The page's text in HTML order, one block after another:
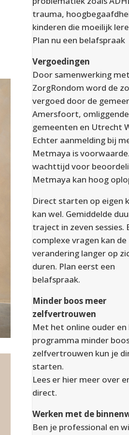
trauma,
kinderen die moeilijk
Plan nu een belafspraak
Vergoedingen
Door samenwerking met
ZorgRondom word de
vergoed door de
Amersfoort, omliggende
gemeenten en Utrecht
Echter aanmelding bij
Metmaya is
wachttijd voor
Metmaya kan hoog
Direct starten op eigen
kan wel. Gemiddelde
traject in zeven sessies.
complexe vragen kan de
verandering langer op
duren. Plan eerst een
belafspraak.
Minder boos meer
zelfvertrouwen
Met het online ouder en
programma minder
zelfvertrouwen kun je
starten.
Lees er hier meer over
direct.
Werken met de
Ben je professional en